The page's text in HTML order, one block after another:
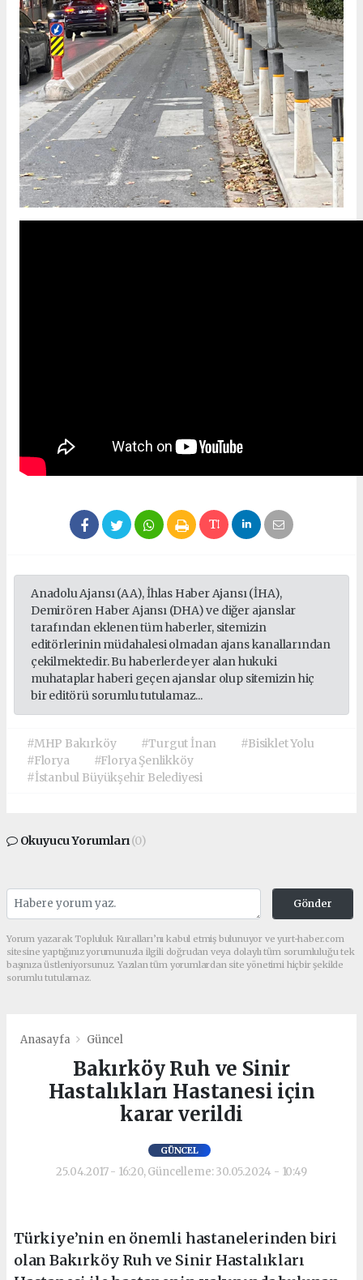
Anadolu Ajansı (AA), İhlas Haber Ajansı (İHA),
Demirören Haber Ajansı (DHA) ve diğer ajanslar
tarafından eklenen tüm haberler, sitemizin
editörlerinin müdahalesi olmadan ajans kanallarından
çekilmektedir. Bu haberlerde yer alan hukuki
muhataplar haberi geçen ajanslar olup sitemizin hiç
bir editörü sorumlu tutulamaz...
#MHP Bakırköy #Turgut İnan
#Bisiklet Yolu
#Florya
#Florya Şenlikköy
#İstanbul Büyükşehir Belediyesi
Okuyucu Yorumları(0)
Gönder
Yorum yazarak Topluluk Kuralları’nı kabul etmiş bulunuyor ve yurt-haber.com
sitesine yaptığınız yorumunuzla ilgili doğrudan veya dolaylı tüm sorumluluğu tek
başınıza üstleniyorsunuz. Yazılan tüm yorumlardan site yönetimi hiçbir şekilde
sorumlu tutulamaz.
Anasayfa Güncel
Bakırköy Ruh ve Sinir
Hastalıkları Hastanesi için
karar verildi
GÜNCEL
25.04.2017 - 16:20, Güncelleme: 30.05.2024 - 10:49
Türkiye’nin en önemli hastanelerinden biri
olan Bakırköy Ruh ve Sinir Hastalıkları